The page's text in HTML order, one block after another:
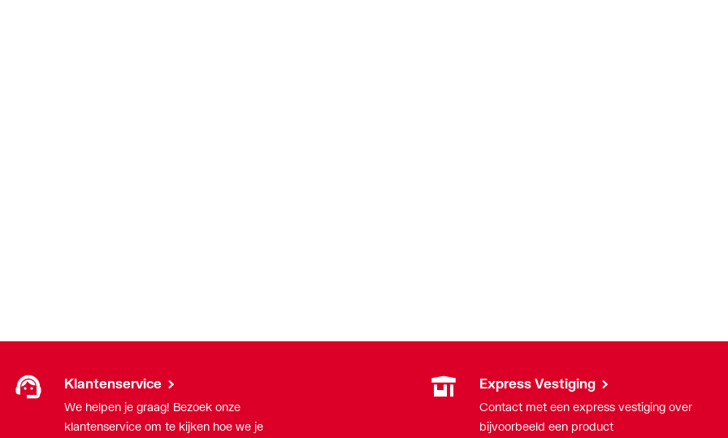
Klantenservice
We helpen je graag! Bezoek onze
klantenservice om te kijken hoe we je
Express Vestiging
Contact met een express vestiging over
bijvoorbeeld een product